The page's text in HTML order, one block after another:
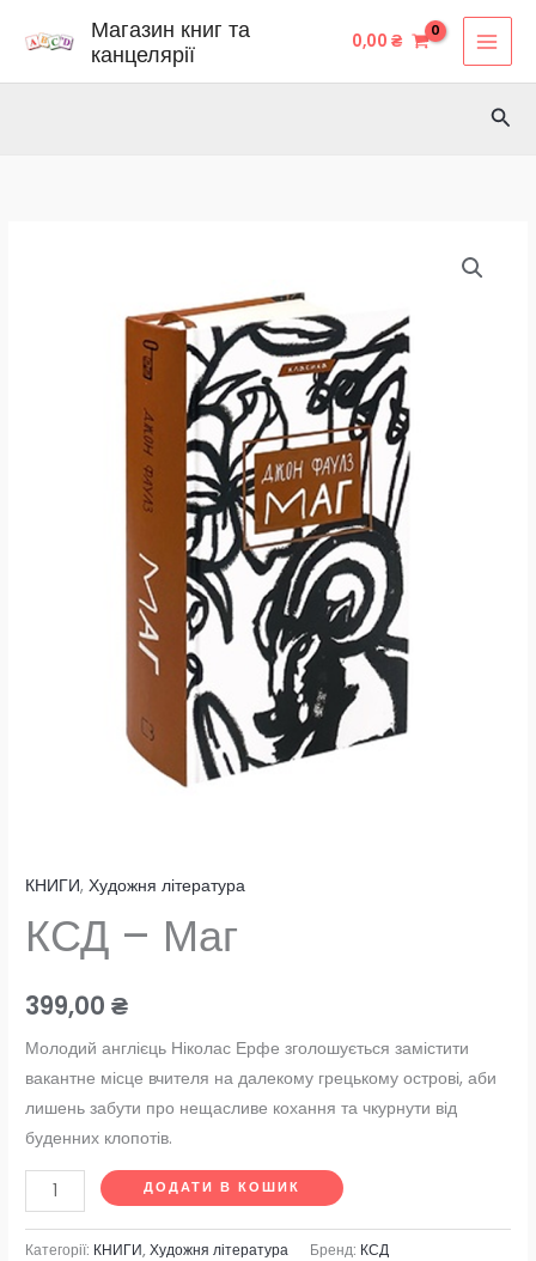
Магазин книг та
канцелярії
0,00₴
КНИГИ,Художня література
КСД – Маг
399,00₴
Молодий англієць Ніколас Ерфе зголошується замістити
вакантне місце вчителя на далекому грецькому острові, аби
лишень забути про нещасливе кохання та чкурнути від
буденних клопотів.
ДОДАТИ В КОШИК
Категорії: КНИГИ,Художня література Бренд: КСД